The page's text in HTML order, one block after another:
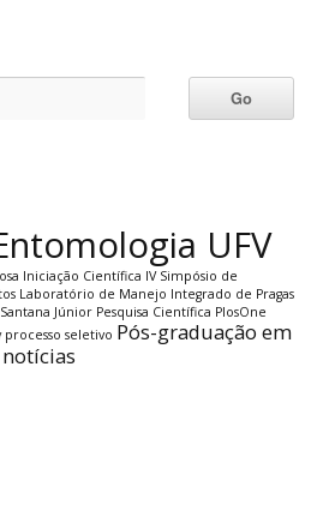
UFV
Iniciação Científica IV Simpósio de
Laboratório de Manejo Integrado de Pragas
Júnior Pesquisa Científica PlosOne
processo seletivo Pós-graduação em